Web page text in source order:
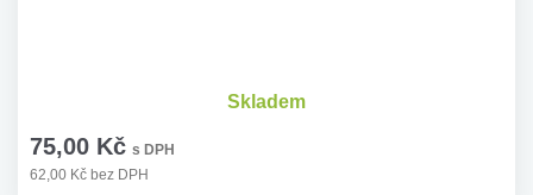
75,00 Kč s DPH
62,00 Kč bez DPH
Skladem